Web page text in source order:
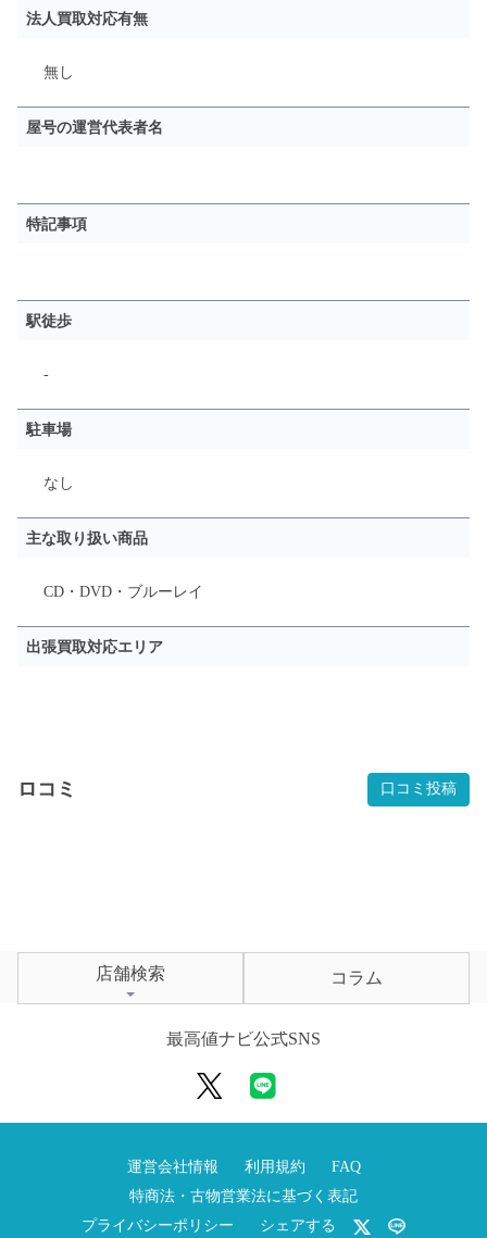
法人買取対応有無
無し
屋号の運営代表者名
特記事項
駅徒歩
-
駐車場
なし
主な取り扱い商品
CD・DVD・ブルーレイ
出張買取対応エリア
ロコミ 口コミ投稿
店舗検索 コラム
最高値ナビ公式SNS
運営会社情報 利用規約
FAQ
特商法・古物営業法に基づく表記
プライバシーポリシー
シェアする